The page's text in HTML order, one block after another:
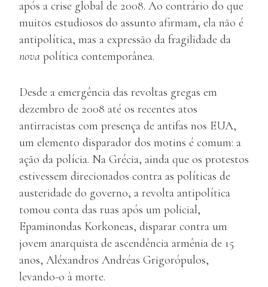
após a crise global de 2008. Ao contrário do que
muitos estudiosos do assunto afirmam, ela não é
antipolítica, mas a expressão da fragilidade da
nova política contemporânea.
Desde a emergência das revoltas gregas em
dezembro de 2008 até os recentes atos
antirracistas com presença de antifas nos EUA,
um elemento disparador dos motins é comum: a
ação da polícia. Na Grécia, ainda que os protestos
estivessem direcionados contra as políticas de
austeridade do governo, a revolta antipolítica
tomou conta das ruas após um policial,
Epaminondas Korkoneas, disparar contra um
jovem anarquista de ascendência armênia de 15
anos, Aléxandros Andréas Grigorópulos,
levando-o à morte.